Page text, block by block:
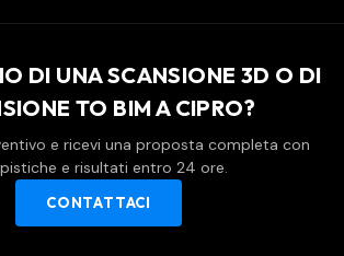
DI UNA SCANSIONE 3D O DI
TO BIM A CIPRO?
e ricevi una proposta completa con
e risultati entro 24 ore.
CONTATTACI